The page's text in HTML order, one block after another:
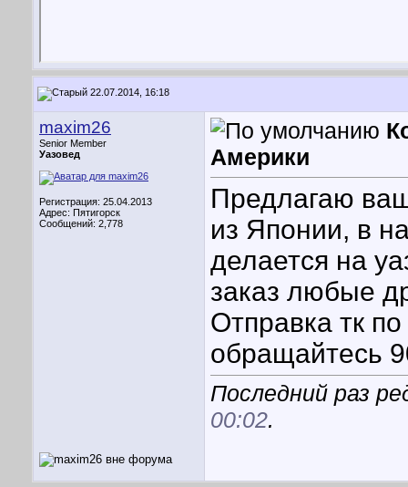
22.07.2014, 16:18
maxim26
Senior Member
Уазовед
Регистрация: 25.04.2013
Адрес: Пятигорск
Сообщений: 2,778
Америки
Предлагаю
из Японии, в
делается на
заказ любые
Отправка тк
обращайтесь
Последний раз
00:02.